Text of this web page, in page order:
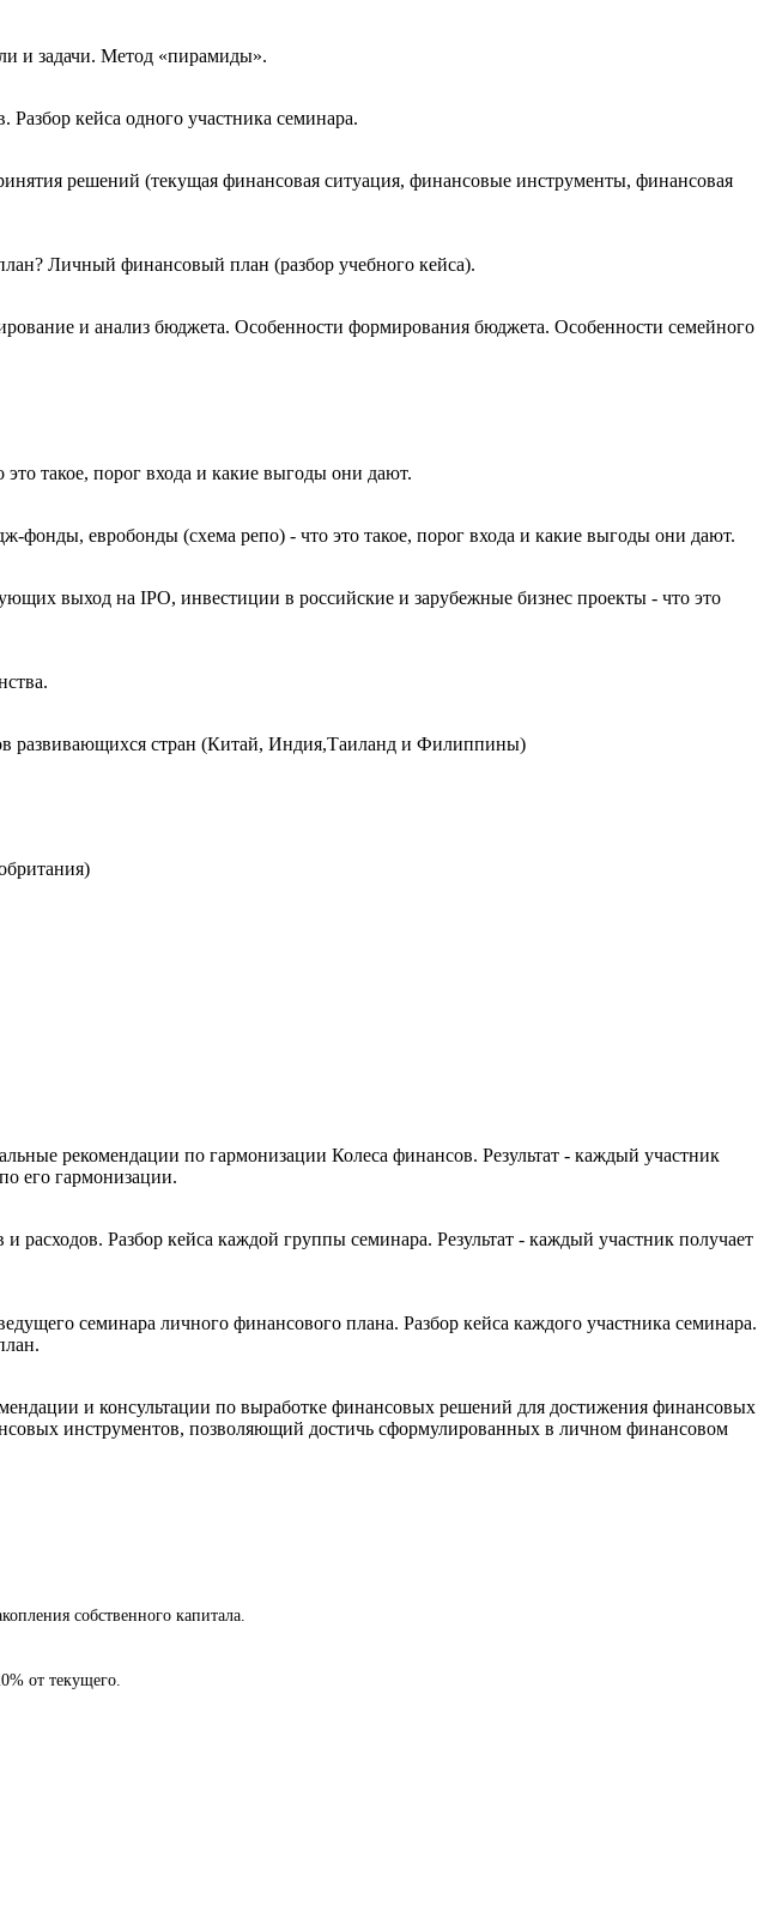
и задачи. Метод «пирамиды».
кейса одного участника семинара.
решений (текущая финансовая ситуация, финансовые инструменты, финансовая
Личный финансовый план (разбор учебного кейса).
и анализ бюджета. Особенности формирования бюджета. Особенности семейного
такое, порог входа и какие выгоды они дают.
фонды, евробонды (схема репо) - что это такое, порог входа и какие выгоды они дают.
выход на IPO, инвестиции в российские и зарубежные бизнес проекты - что это
развивающихся стран (Китай, Индия,Таиланд и Филиппины)
рекомендации по гармонизации Колеса финансов. Результат - каждый участник
его гармонизации.
расходов. Разбор кейса каждой группы семинара. Результат - каждый участник получает
семинара личного финансового плана. Разбор кейса каждого участника семинара.
и консультации по выработке финансовых решений для достижения финансовых
инструментов, позволяющий достичь сформулированных в личном финансовом
собственного капитала.
от текущего.